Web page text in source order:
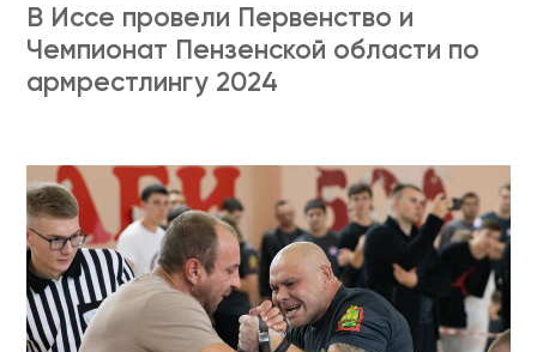
В Иссе провели Первенство и
Чемпионат Пензенской области по
армрестлингу 2024